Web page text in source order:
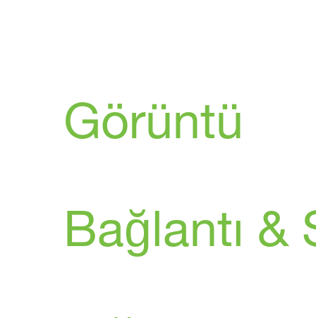
Görüntü
Bağlantı &